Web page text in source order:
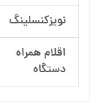
نویزکنسلینگ
اقلام همراه
دستگاه